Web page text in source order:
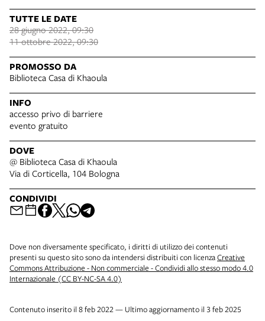
TUTTE LE DATE
28 giugno 2022, 09:30
11 ottobre 2022, 09:30
PROMOSSO DA
Biblioteca Casa di Khaoula
INFO
accesso privo di barriere
evento gratuito
DOVE
@ Biblioteca Casa di Khaoula
Via di Corticella, 104 Bologna
CONDIVIDI
Dove non diversamente specificato, i diritti di utilizzo dei contenuti
presenti su questo sito sono da intendersi distribuiti con licenzaCreative
Commons Attribuzione - Non commerciale - Condividi allo stesso modo 4.0
Internazionale (CC BY-NC-SA 4.0)
Contenuto inserito il 8 feb 2022 — Ultimo aggiornamento il 3 feb 2025